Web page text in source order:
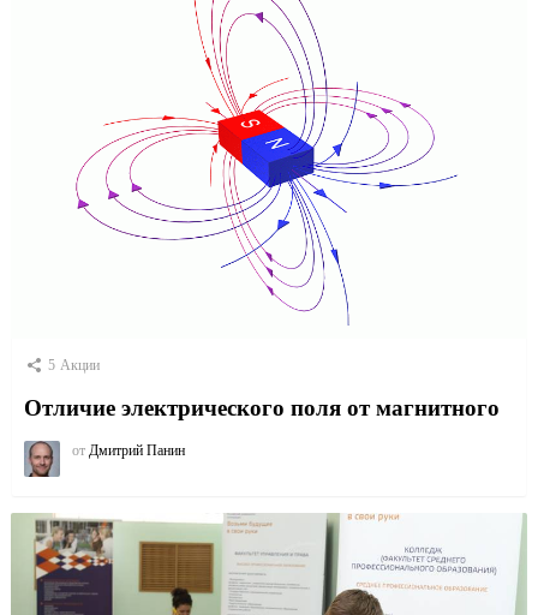
5 Акции
Отличие электрического поля от магнитного
от Дмитрий Панин